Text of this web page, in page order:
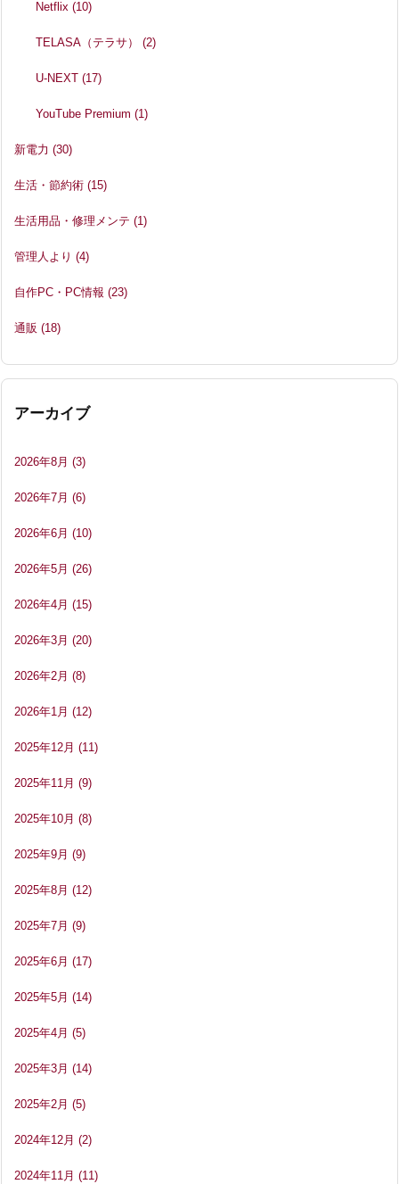
Netflix(10)
TELASA（テラサ）(2)
U-NEXT(17)
YouTube Premium(1)
新電力 (30)
生活・節約術 (15)
生活用品・修理メンテ (1)
管理人より (4)
自作PC・PC情報 (23)
通販 (18)
アーカイブ
2026年8月 (3)
2026年7月 (6)
2026年6月 (10)
2026年5月 (26)
2026年4月 (15)
2026年3月 (20)
2026年2月 (8)
2026年1月 (12)
2025年12月 (11)
2025年11月 (9)
2025年10月 (8)
2025年9月 (9)
2025年8月 (12)
2025年7月 (9)
2025年6月 (17)
2025年5月 (14)
2025年4月 (5)
2025年3月 (14)
2025年2月 (5)
2024年12月 (2)
2024年11月 (11)